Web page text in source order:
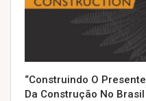
“Construindo O
Da Construção No Brasil